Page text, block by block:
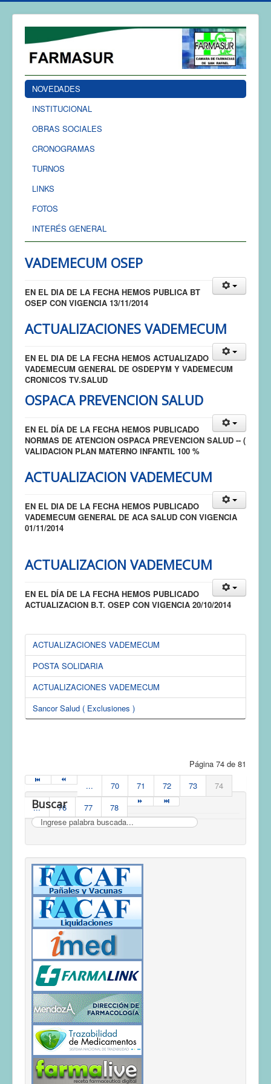
NOVEDADES
INSTITUCIONAL
OBRAS SOCIALES
CRONOGRAMAS
TURNOS
LINKS
FOTOS
INTERÉS GENERAL
VADEMECUM OSEP
EN EL DIA DE LA FECHA HEMOS PUBLICA BT
OSEP CON VIGENCIA 13/11/2014
ACTUALIZACIONES VADEMECUM
EN EL DIA DE LA FECHA HEMOS ACTUALIZADO
VADEMECUM GENERAL DE OSDEPYM Y VADEMECUM
CRONICOS TV.SALUD
OSPACA PREVENCION SALUD
EN EL DÍA DE LA FECHA HEMOS PUBLICADO
NORMAS DE ATENCION OSPACA PREVENCION SALUD -- (
VALIDACION PLAN MATERNO INFANTIL 100 %
ACTUALIZACION VADEMECUM
EN EL DIA DE LA FECHA HEMOS PUBLICADO
VADEMECUM GENERAL DE ACA SALUD CON VIGENCIA
01/11/2014
ACTUALIZACION VADEMECUM
EN EL DÍA DE LA FECHA HEMOS PUBLICADO
ACTUALIZACION B.T. OSEP CON VIGENCIA 20/10/2014
ACTUALIZACIONES VADEMECUM
POSTA SOLIDARIA
ACTUALIZACIONES VADEMECUM
Sancor Salud ( Exclusiones )
Página 74 de 81
...
70 71 72 73
74
...
76 77 78
Buscar
Buscar